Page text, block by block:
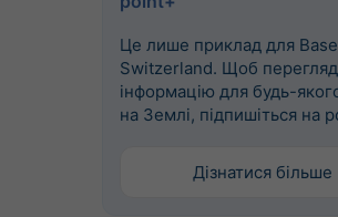
Це лише приклад для
Switzerland. Щоб
інформацію для будь-
на Землі, підпишіться на
Дізнатися більше